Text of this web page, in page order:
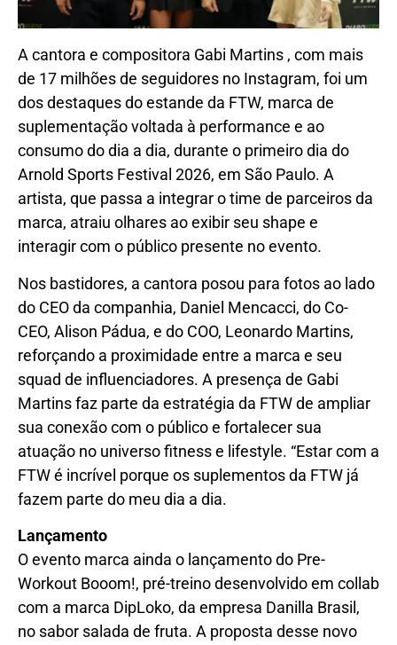
A cantora e compositora Gabi Martins , com mais
de 17 milhões de seguidores no Instagram, foi um
dos destaques do estande da FTW, marca de
suplementação voltada à performance e ao
consumo do dia a dia, durante o primeiro dia do
Arnold Sports Festival 2026, em São Paulo. A
artista, que passa a integrar o time de parceiros da
marca, atraiu olhares ao exibir seu shape e
interagir com o público presente no evento.
Nos bastidores, a cantora posou para fotos ao lado
do CEO da companhia, Daniel Mencacci, do Co-
CEO, Alison Pádua, e do COO, Leonardo Martins,
reforçando a proximidade entre a marca e seu
squad de influenciadores. A presença de Gabi
Martins faz parte da estratégia da FTW de ampliar
sua conexão com o público e fortalecer sua
atuação no universo fitness e lifestyle. “Estar com a
FTW é incrível porque os suplementos da FTW já
fazem parte do meu dia a dia.
Lançamento
O evento marca ainda o lançamento do Pre-
Workout Booom!, pré-treino desenvolvido em collab
com a marca DipLoko, da empresa Danilla Brasil,
no sabor salada de fruta. A proposta desse novo